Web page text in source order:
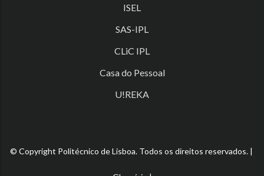
ISEL
SAS-IPL
CLiC IPL
Casa do Pessoal
U!REKA
© Copyright Politécnico de Lisboa. Todos os direitos reservados. |